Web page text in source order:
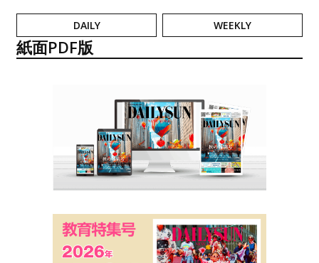
DAILY WEEKLY
紙面PDF版